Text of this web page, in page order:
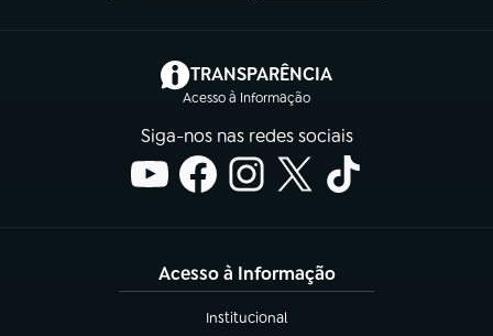
TRANSPARÊNCIA
Acesso à Informação
(abre em nova aba)
Siga-nos nas redes sociais
Acesso à Informação
Institucional
(abre em nova aba)